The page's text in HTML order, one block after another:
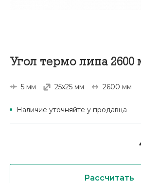
Угол термо липа 2600
5 мм 25x25 мм 2600 мм
Наличие уточняйте у продавца
Рассчитать